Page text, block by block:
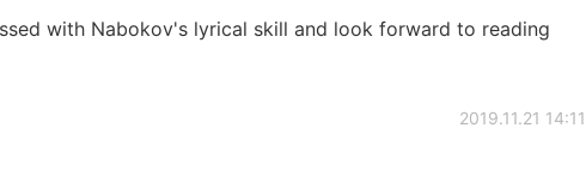
with Nabokov's lyrical skill and look forward to reading
2019.11.21 14:11